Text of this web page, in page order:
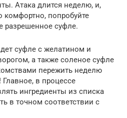
Атака длится неделю, и,
попробуйте
разрешенное суфле.
суфле с желатином и
а также соленое суфле
пережить неделю
в процессе
ингредиенты из списка
в точном соответствии с